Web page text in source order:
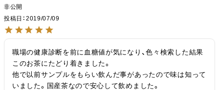
非公開
投稿日
2019/07/09
職場の健康診断を前に血糖値が気になり、色々検索した結果
このお茶にたどり着きました。
他で以前サンプルをもらい飲んだ事があったので味は知って
いました。国産茶なので安心して飲めました。